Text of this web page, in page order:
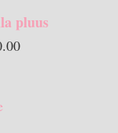
on:
pluus
Praegune